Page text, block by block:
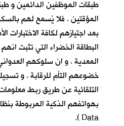
طبقات الموظفين الدائمين و
المؤقتين . فلا يُسمح لهم
بعد اجتيازهم لكافة الاختبارات
البطاقة الخضراء التي تثبت
المعدية . و ان سلوكهم
خضوعهم التأم للرقابة . و
التلقائية عن طريق ربط
Data ).